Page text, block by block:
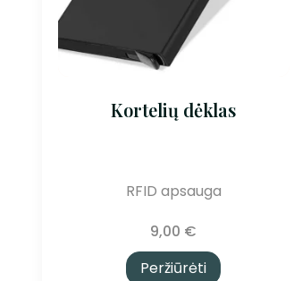
Kortelių dėklas
RFID apsauga
9,00 €
Peržiūrėti